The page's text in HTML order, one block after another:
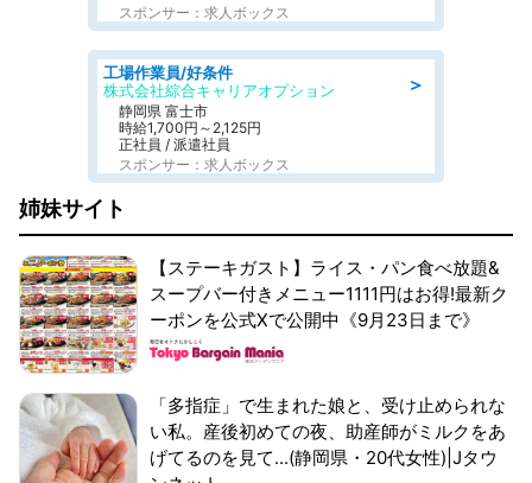
スポンサー：求人ボックス
＞
工場作業員/好条件
株式会社綜合キャリアオプション
静岡県 富士市
時給1,700円～2,125円
正社員 / 派遣社員
スポンサー：求人ボックス
姉妹サイト
【ステーキガスト】ライス・パン食べ放題&
スープバー付きメニュー1111円はお得!最新ク
ーポンを公式Xで公開中《9月23日まで》
「多指症」で生まれた娘と、受け止められな
い私。産後初めての夜、助産師がミルクをあ
げてるのを見て...(静岡県・20代女性)|Jタウ